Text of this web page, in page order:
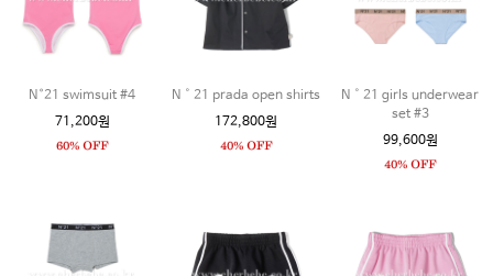
N°21 swimsuit #4
71,200원
N˚21 prada open shirts
172,800원
N˚21 girls underwear
set #3
99,600원